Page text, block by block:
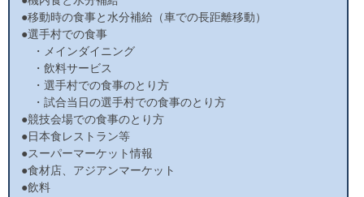
●移動時の食事と水分補給（車での長距離移動）
●選手村での食事
・メインダイニング
・飲料サービス
・選手村での食事のとり方
・試合当日の選手村での食事のとり方
●競技会場での食事のとり方
●日本食レストラン等
●スーパーマーケット情報
●食材店、アジアンマーケット
●飲料